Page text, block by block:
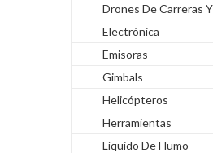
Drones De Carreras
Electrónica
Emisoras
Gimbals
Helicópteros
Herramientas
Líquido De Humo